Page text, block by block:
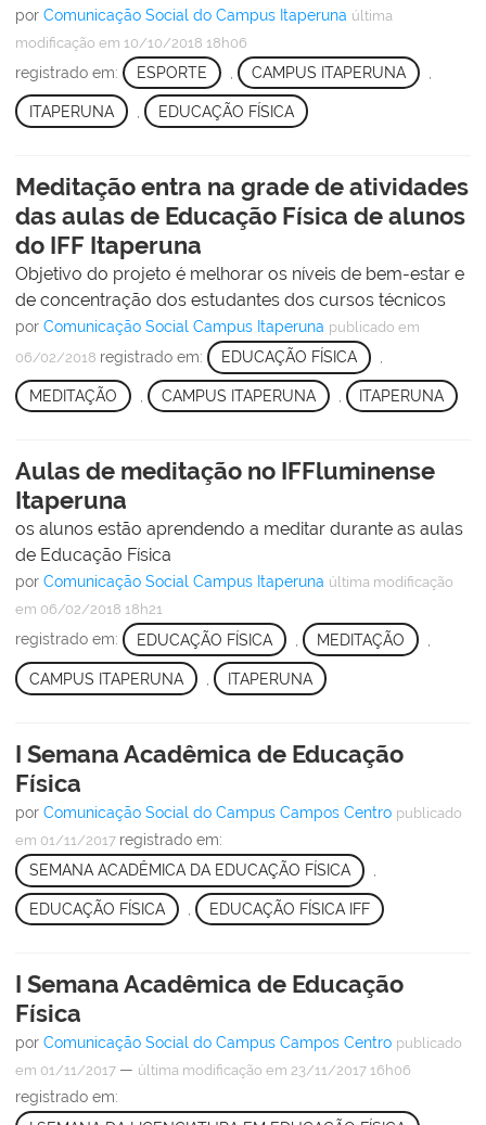
por Comunicação Social do Campus Itaperuna última
modificação em 10/10/2018 18h06
registrado em: ESPORTE CAMPUS ITAPERUNA
ITAPERUNA EDUCAÇÃO FÍSICA
Meditação entra na grade de atividades
das aulas de Educação Física de alunos
do IFF Itaperuna
Objetivo do projeto é melhorar os níveis de bem-estar e
de concentração dos estudantes dos cursos técnicos
por Comunicação Social Campus Itaperuna publicado em
06/02/2018 registrado em: EDUCAÇÃO FÍSICA ,
MEDITAÇÃO CAMPUS ITAPERUNA ITAPERUNA
Aulas de meditação no IFFluminense
Itaperuna
os alunos estão aprendendo a meditar durante as aulas
de Educação Física
por Comunicação Social Campus Itaperuna última modificação
em 06/02/2018 18h21
registrado em: EDUCAÇÃO FÍSICA MEDITAÇÃO
CAMPUS ITAPERUNA ITAPERUNA
I Semana Acadêmica de Educação
Física
por Comunicação Social do Campus Campos Centro publicado
em 01/11/2017 registrado em:
SEMANA ACADÊMICA DA EDUCAÇÃO FÍSICA
,
EDUCAÇÃO FÍSICA EDUCAÇÃO FÍSICA IFF
I Semana Acadêmica de Educação
Física
por Comunicação Social do Campus Campos Centro publicado
em 01/11/2017 — última modificação em 23/11/2017 16h06
registrado em: